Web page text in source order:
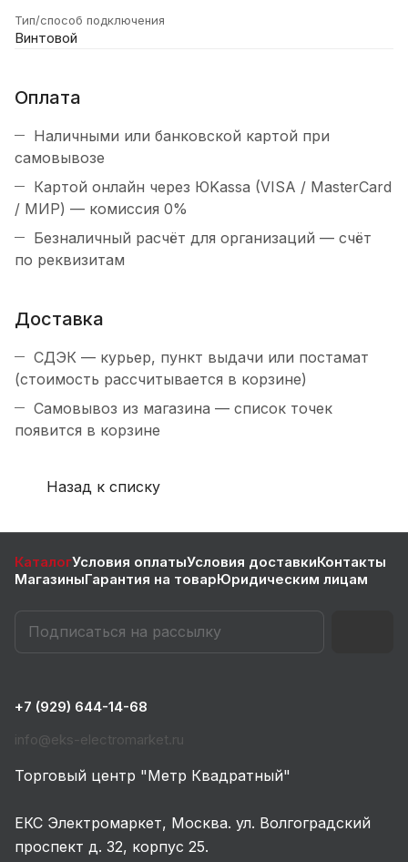
Тип/способ подключения
Винтовой
Оплата
Наличными или банковской картой при
самовывозе
Картой онлайн через ЮKassa (VISA / MasterCard
/ МИР) — комиссия 0%
Безналичный расчёт для организаций — счёт
по реквизитам
Доставка
СДЭК — курьер, пункт выдачи или постамат
(стоимость рассчитывается в корзине)
Самовывоз из магазина — список точек
появится в корзине
Назад к списку
КаталогУсловия оплатыУсловия доставкиКонтакты
МагазиныГарантия на товарЮридическим лицам
+7 (929) 644-14-68
info@eks-electromarket.ru
Торговый центр "Метр Квадратный"
ЕКС Электромаркет, Москва. ул. Волгоградский
проспект д. 32, корпус 25.